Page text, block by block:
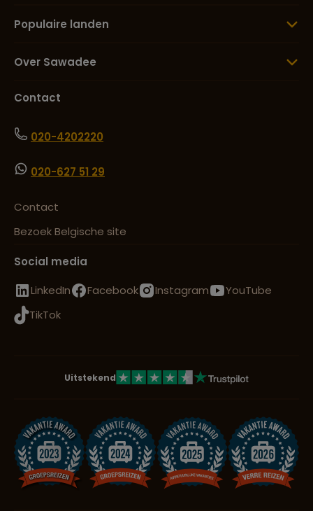
Populaire landen
Over Sawadee
Contact
020-4202220
020-627 51 29
Contact
Bezoek Belgische site
Social media
LinkedIn
Facebook Instagram
YouTube
TikTok
Uitstekend